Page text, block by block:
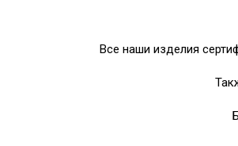
Все наши изделия